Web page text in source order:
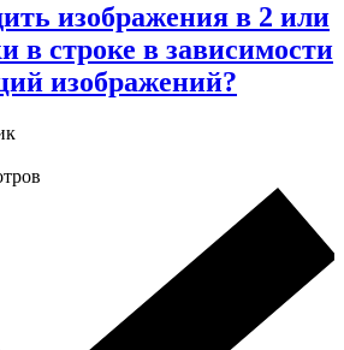
изображения в 2 или
в строке в зависимости
изображений?